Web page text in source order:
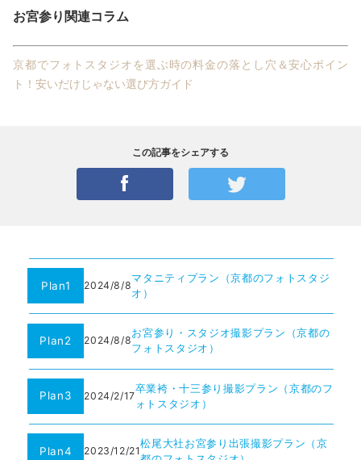
お宮参り関連コラム
京都でフォトスタジオを選ぶ時の料金の落とし穴＆安心ポイン
ト！安いだけじゃない選び方ガイド
この記事をシェアする
Plan1 2024/8/8
マタニティプラン（京都のフォトスタジ
オ）
Plan2 2024/8/8
お宮参り・スタジオ撮影プラン（京都の
フォトスタジオ）
Plan3 2024/2/17
卒業袴・十三参り撮影プラン（京都のフ
ォトスタジオ）
Plan4 2023/12/21
松尾大社お宮参り出張撮影プラン（京